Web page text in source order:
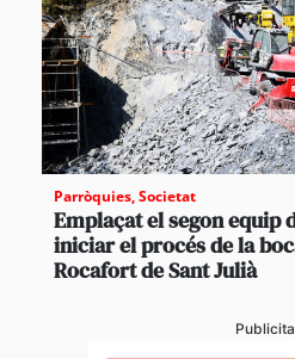
Parròquies,Societat
Emplaçat el segon equip
iniciar el procés de la
Rocafort de Sant Julià